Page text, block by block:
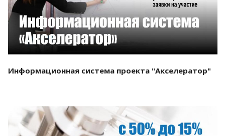
Информационная система проекта "Акселератор"